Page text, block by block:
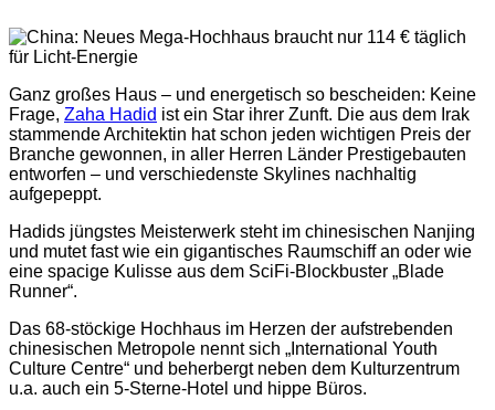
Ganz großes Haus – und energetisch so bescheiden: Keine
Frage, Zaha Hadid ist ein Star ihrer Zunft. Die aus dem Irak
stammende Architektin hat schon jeden wichtigen Preis der
Branche gewonnen, in aller Herren Länder Prestigebauten
entworfen – und verschiedenste Skylines nachhaltig
aufgepeppt.
Hadids jüngstes Meisterwerk steht im chinesischen Nanjing
und mutet fast wie ein gigantisches Raumschiff an oder wie
eine spacige Kulisse aus dem SciFi-Blockbuster „Blade
Runner“.
Das 68-stöckige Hochhaus im Herzen der aufstrebenden
chinesischen Metropole nennt sich „International Youth
Culture Centre“ und beherbergt neben dem Kulturzentrum
u.a. auch ein 5-Sterne-Hotel und hippe Büros.